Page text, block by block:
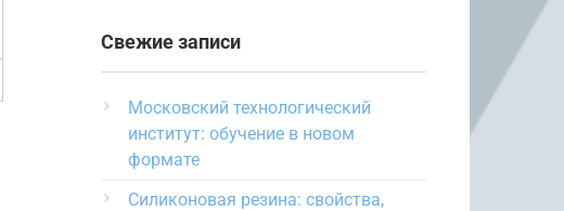
Свежие записи
Московский технологический
институт: обучение в новом
формате
Силиконовая резина: свойства,